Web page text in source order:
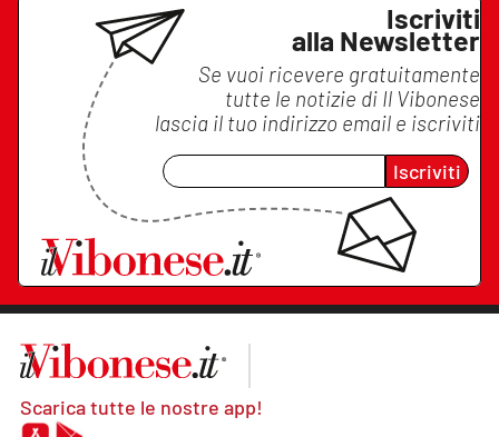
Iscriviti
alla Newsletter
Se vuoi ricevere gratuitamente
tutte le notizie di Il Vibonese
lascia il tuo indirizzo email e iscriviti
Iscriviti
Scarica tutte le nostre app!